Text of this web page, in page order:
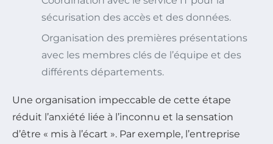
sécurisation des accès et des données.
Organisation des premières présentations
avec les membres clés de l’équipe et des
différents départements.
Une organisation impeccable de cette étape
réduit l’anxiété liée à l’inconnu et la sensation
d’être « mis à l’écart ». Par exemple, l’entreprise